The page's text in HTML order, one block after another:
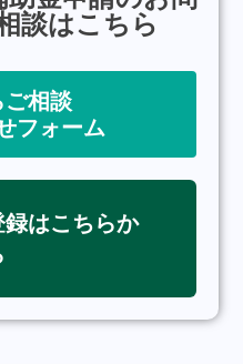
談はこちら
相談
フォーム
はこちらか